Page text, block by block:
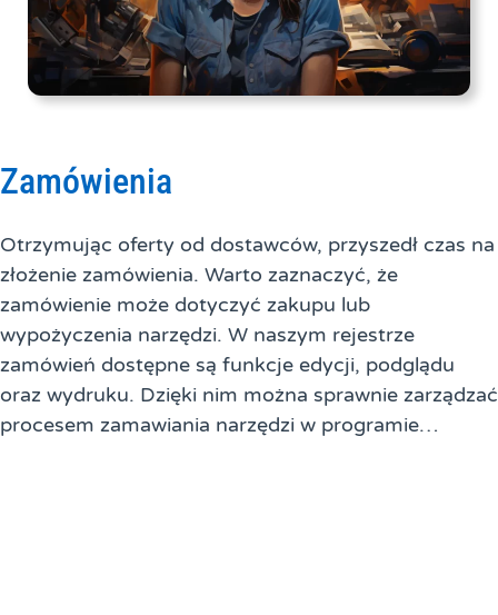
Zamówienia
Otrzymując oferty od dostawców, przyszedł czas na
złożenie zamówienia. Warto zaznaczyć, że
zamówienie może dotyczyć zakupu lub
wypożyczenia narzędzi. W naszym rejestrze
zamówień dostępne są funkcje edycji, podglądu
oraz wydruku. Dzięki nim można sprawnie zarządzać
procesem zamawiania narzędzi w programie…